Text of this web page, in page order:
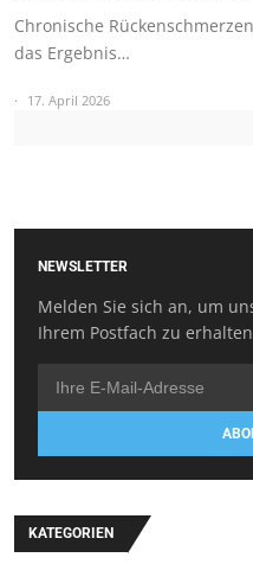
Chronische
das Ergebnis…
17. April 2026
NEWSLETTER
Melden Sie sich an, um
Ihrem Postfach zu
KATEGORIEN